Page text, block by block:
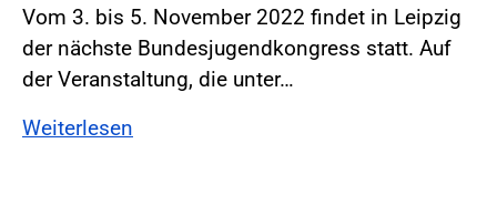
Vom 3. bis 5. November 2022 findet in Leipzig
der nächste Bundesjugendkongress statt. Auf
der Veranstaltung, die unter…
Weiterlesen